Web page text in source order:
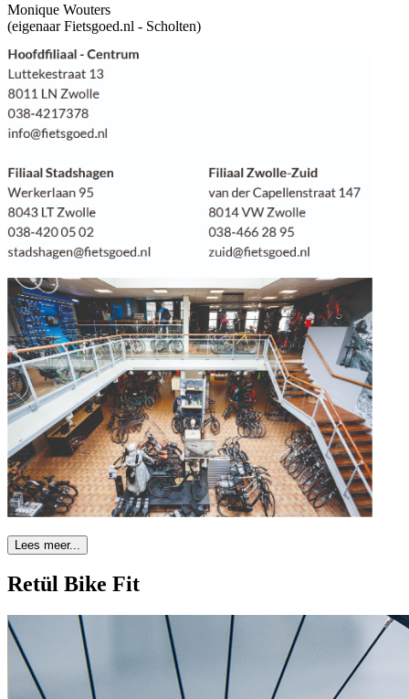
Monique Wouters
(eigenaar Fietsgoed.nl - Scholten)
Lees meer...
Retül Bike Fit